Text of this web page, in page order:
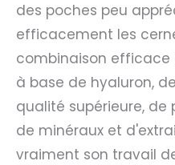
des poches peu
efficacement les
combinaison
à base de hyaluron,
qualité supérieure, de
de minéraux et
vraiment son travail